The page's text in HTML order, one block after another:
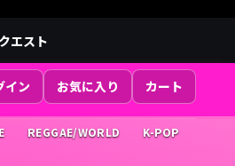
エスト
イン お気に入り カート
REGGAE/WORLD
K-POP